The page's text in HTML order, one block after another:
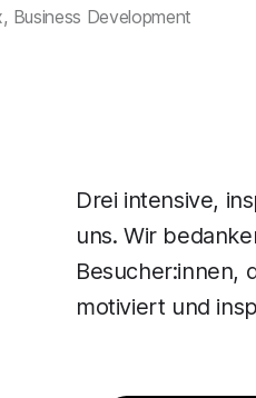
Business Development
Drei intensive,
uns. Wir
Besucher:innen,
motiviert und